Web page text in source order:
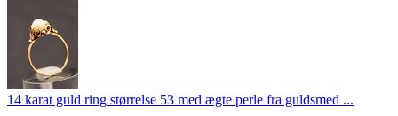
14 karat guld ring størrelse 53 med ægte perle fra guldsmed ...